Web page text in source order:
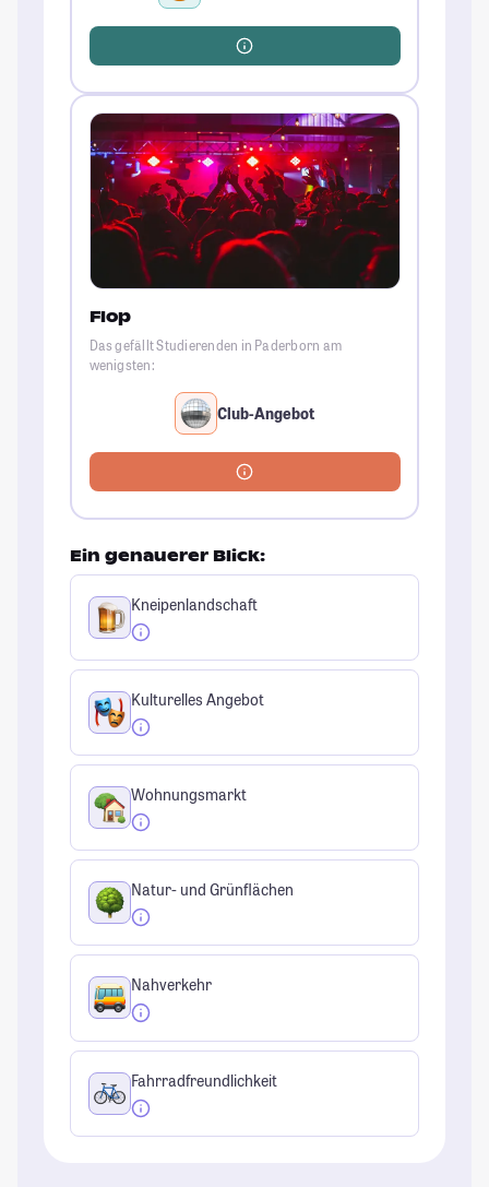
Flop
Das gefällt Studierenden in Paderborn am
wenigsten:
Club-Angebot
Ein genauerer Blick:
Kneipenlandschaft
Kulturelles Angebot
Wohnungsmarkt
Natur- und Grünflächen
Nahverkehr
Fahrradfreundlichkeit